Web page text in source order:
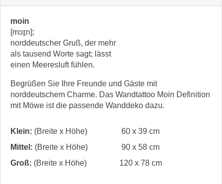
moin
[mɔɪ̯n];
norddeutscher Gruß, der mehr
als tausend Worte sagt; lässt
einen Meeresluft fühlen.
Begrüßen Sie Ihre Freunde und Gäste mit
norddeutschem Charme. Das Wandtattoo Moin Definition
mit Möwe ist die passende Wanddeko dazu.
Klein: (Breite x Höhe)
60 x 39 cm
Mittel: (Breite x Höhe)
90 x 58 cm
Groß: (Breite x Höhe) 120 x 78 cm